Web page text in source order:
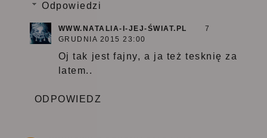
Odpowiedzi
WWW.NATALIA-I-JEJ-ŚWIAT.PL
7
GRUDNIA 2015 23:00
Oj tak jest fajny, a ja też tesknię za
latem..
ODPOWIEDZ